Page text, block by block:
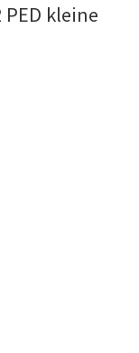
kleine